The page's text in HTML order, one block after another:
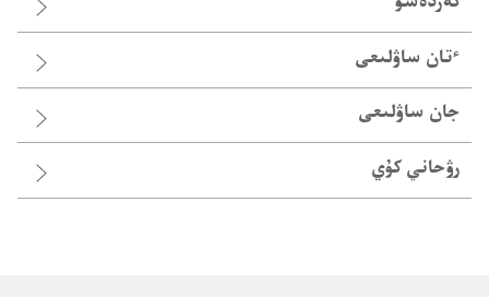
ٴ‌تان ساۋلىعى
جان ساۋلىعى
رۋحاني كۇي